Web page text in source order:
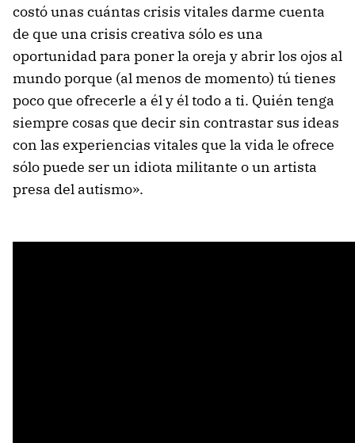
costó unas cuántas crisis vitales darme cuenta
de que una crisis creativa sólo es una
oportunidad para poner la oreja y abrir los ojos al
mundo porque (al menos de momento) tú tienes
poco que ofrecerle a él y él todo a ti. Quién tenga
siempre cosas que decir sin contrastar sus ideas
con las experiencias vitales que la vida le ofrece
sólo puede ser un idiota militante o un artista
presa del autismo».